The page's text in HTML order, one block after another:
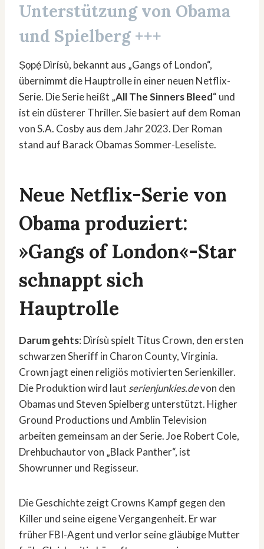
Unterstützung von Obama
und Spielberg +++
Ṣọpẹ́ Dìrísù, bekannt aus „Gangs of London“,
übernimmt die Hauptrolle in einer neuen Netflix-
Serie. Die Serie heißt „All The Sinners Bleed“ und
ist ein düsterer Thriller. Sie basiert auf dem Roman
von S.A. Cosby aus dem Jahr 2023. Der Roman
stand auf Barack Obamas Sommer-Leseliste.
Neue Netflix-Serie von
Obama produziert:
»Gangs of London«-Star
schnappt sich
Hauptrolle
Darum gehts: Dìrísù spielt Titus Crown, den ersten
schwarzen Sheriff in Charon County, Virginia.
Crown jagt einen religiös motivierten Serienkiller.
Die Produktion wird laut serienjunkies.devon den
Obamas und Steven Spielberg unterstützt. Higher
Ground Productions und Amblin Television
arbeiten gemeinsam an der Serie. Joe Robert Cole,
Drehbuchautor von „Black Panther“, ist
Showrunner und Regisseur.
Die Geschichte zeigt Crowns Kampf gegen den
Killer und seine eigene Vergangenheit. Er war
früher FBI-Agent und verlor seine gläubige Mutter